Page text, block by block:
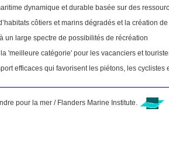
dynamique et durable basée sur des
côtiers et marins dégradés et la création
un large spectre de possibilités de récréation
'meilleure catégorie' pour les vacanciers et
efficaces qui favorisent les piétons, les cyclistes
pour la mer / Flanders Marine Institute.